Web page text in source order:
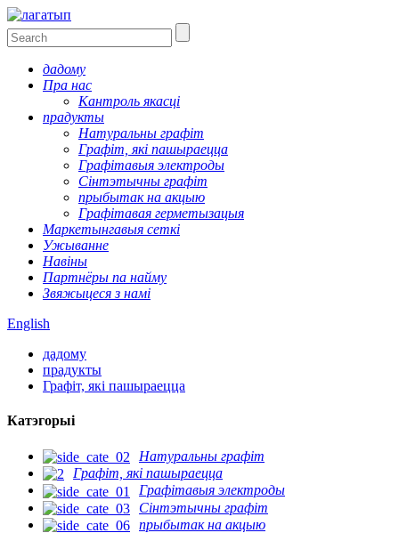
дадому
Пра нас
Кантроль якасці
прадукты
Натуральны графіт
Графіт, які пашыраецца
Графітавыя электроды
Сінтэтычны графіт
прыбытак на акцыю
Графітавая герметызацыя
Маркетынгавыя сеткі
Ужыванне
Навіны
Партнёры па найму
Звяжыцеся з намі
English
дадому
прадукты
Графіт, які пашыраецца
Катэгорыі
Натуральны графіт
Графіт, які пашыраецца
Графітавыя электроды
Сінтэтычны графіт
прыбытак на акцыю